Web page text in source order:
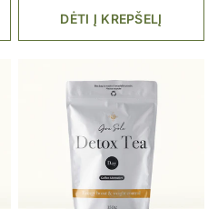
DĖTI Į KREPŠELĮ